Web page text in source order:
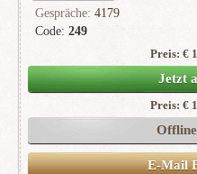
Code: 249
Gespräche: 4179
(175)
Preis: €
Jetzt
Preis: €
E-Mail